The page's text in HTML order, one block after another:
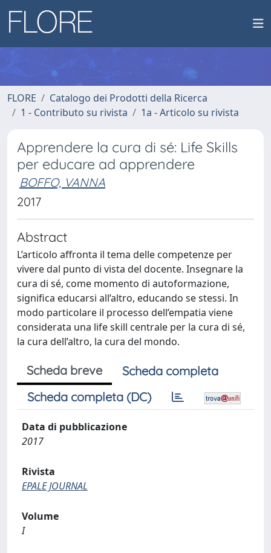
FLORE
Catalogo dei Prodotti della Ricerca
1 - Contributo su rivista
1a - Articolo su rivista
Apprendere la cura di sé: Life Skills
per educare ad apprendere
BOFFO, VANNA
2017
Abstract
L’articolo affronta il tema delle competenze per
vivere dal punto di vista del docente. Insegnare la
cura di sé, come momento di autoformazione,
significa educarsi all’altro, educando se stessi. In
modo particolare il processo dell’empatia viene
considerata una life skill centrale per la cura di sé,
la cura dell’altro, la cura del mondo.
Scheda breve
Scheda completa
Scheda completa (DC)
Data di pubblicazione
2017
Rivista
EPALE JOURNAL
Volume
I